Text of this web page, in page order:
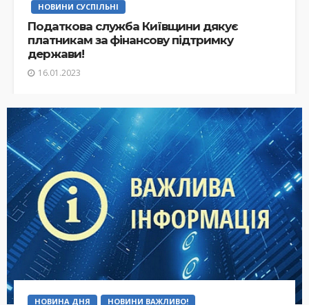
НОВИНИ СУСПІЛЬНІ
Податкова служба Київщини дякує
платникам за фінансову підтримку
держави!
16.01.2023
НОВИНА ДНЯ
НОВИНИ ВАЖЛИВО!